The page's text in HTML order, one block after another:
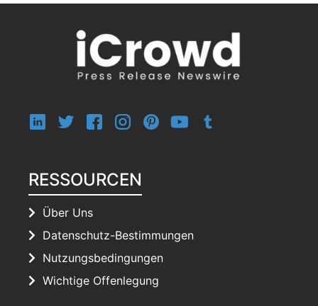
RESSOURCEN
Über Uns
Datenschutz-Bestimmungen
Nutzungsbedingungen
Wichtige Offenlegung